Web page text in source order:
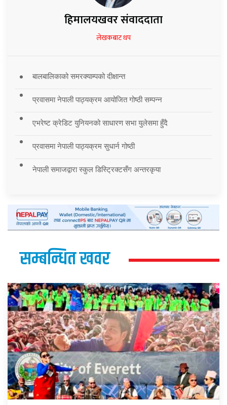
हिमालयखवर संवाददाता
लेखकबाट थप
बालबालिकाको समरक्याम्पको दीक्षान्त
प्रवासमा नेपाली पाठ्यक्रम आयोजित गोष्ठी सम्पन्न
एभरेष्ट क्रेडिट युनियनको साधारण सभा युलेसमा हुँदै
प्रवासमा नेपाली पाठ्यक्रम सुधार्न गोष्ठी
नेपाली समाजद्वारा स्कुल डिस्ट्रिक्टसँग अन्तरकृया
सम्बन्धित खवर